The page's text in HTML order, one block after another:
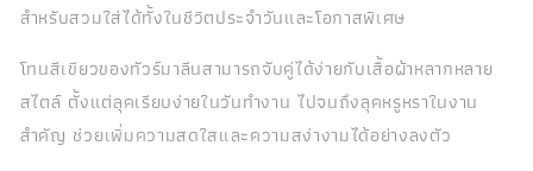
สำหรับสวมใส่ได้ทั้งในชีวิตประจำวันและโอกาสพิเศษ
โทนสีเขียวของทัวร์มาลีนสามารถจับคู่ได้ง่ายกับเสื้อผ้าหลากหลาย
สไตล์ ตั้งแต่ลุคเรียบง่ายในวันทำงาน ไปจนถึงลุคหรูหราในงาน
สำคัญ ช่วยเพิ่มความสดใสและความสง่างามได้อย่างลงตัว